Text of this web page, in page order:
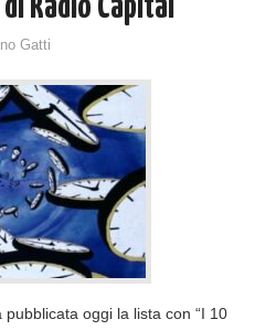
Radio Capital
Gatti
oggi la lista con “I 10